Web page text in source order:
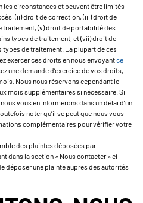
circonstances et peuvent être limités
(ii) droit de correction, (iii) droit de
(v) droit de portabilité des
types de traitement, et (vii) droit de
de traitement. La plupart de ces
exercer ces droits en nous envoyantce
une demande d’exercice de vos droits,
Nous nous réservons cependant le
mois supplémentaires si nécessaire. Si
vous en informerons dans un délai d’un
noter qu’il se peut que nous vous
complémentaires pour vérifier votre
des plaintes déposées par
dans la section « Nous contacter » ci-
déposer une plainte auprès des autorités